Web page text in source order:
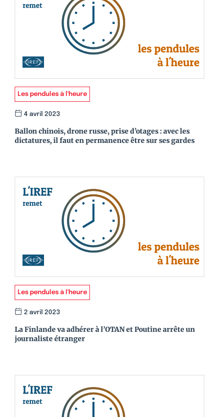
Les pendules à l'heure
4 avril 2023
Ballon chinois, drone russe, prise d’otages : avec les
dictatures, il faut en permanence être sur ses gardes
Les pendules à l'heure
2 avril 2023
La Finlande va adhérer à l’OTAN et Poutine arrête un
journaliste étranger